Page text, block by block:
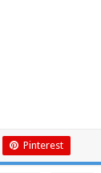
Pinterest